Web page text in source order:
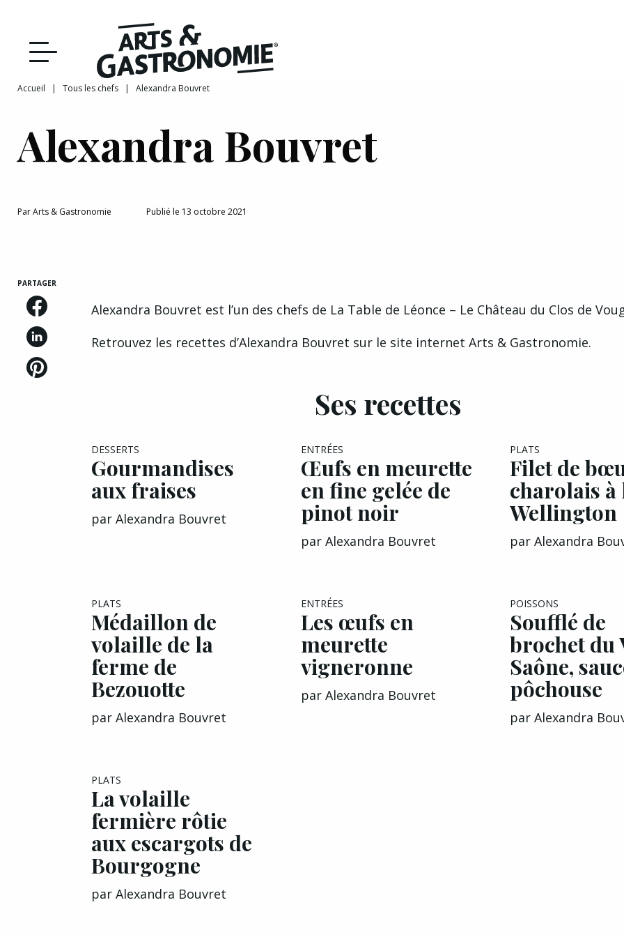
Recettes
Reportages
Actualités
Bourgogne
Accueil | Tous les chefs | Alexandra Bouvret
Alexandra Bouvret
ParArts & Gastronomie Publié le 13 octobre 2021
PARTAGER
Alexandra Bouvret est l’un des chefs de La Table de Léonce – Le Château du Clos de
Retrouvez les recettes d’Alexandra Bouvret sur le site internet Arts & Gastronomie.
Ses recettes
DESSERTS
Gourmandises
aux fraises
par Alexandra Bouvret
ENTRÉES
Œufs en meurette
en fine gelée de
pinot noir
par Alexandra Bouvret
PLATS
Filet de
charolais à
Wellington
parAlexandra
PLATS
Médaillon de
volaille de la
ferme de
Bezouotte
par Alexandra Bouvret
ENTRÉES
Les œufs en
meurette
vigneronne
par Alexandra Bouvret
POISSONS
Soufflé de
brochet du
Saône,
pôchouse
parAlexandra
PLATS
La volaille
fermière rôtie
aux escargots de
Bourgogne
par Alexandra Bouvret